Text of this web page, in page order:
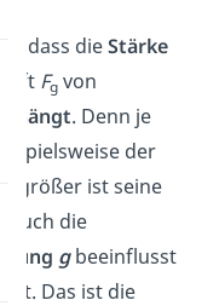
dass dieStärke
Fgvon
abhängt. Denn je
der
größer ist seine
die
gbeeinflusst
Das ist die